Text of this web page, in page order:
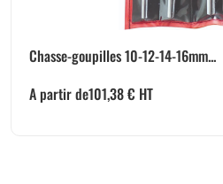
Chasse-goupilles 10-12-14-16mm...
A partir de101,38€ HT